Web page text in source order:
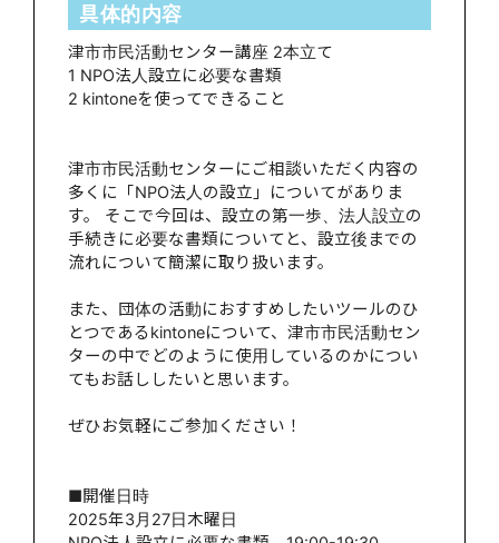
具体的内容
津市市民活動センター講座 2本立て
1 NPO法人設立に必要な書類
2 kintoneを使ってできること
津市市民活動センターにご相談いただく内容の
多くに「NPO法人の設立」についてがありま
す。 そこで今回は、設立の第一歩、法人設立の
手続きに必要な書類についてと、設立後までの
流れについて簡潔に取り扱います。
また、団体の活動におすすめしたいツールのひ
とつであるkintoneについて、津市市民活動セン
ターの中でどのように使用しているのかについ
てもお話ししたいと思います。
ぜひお気軽にご参加ください！
■開催日時
2025年3月27日木曜日